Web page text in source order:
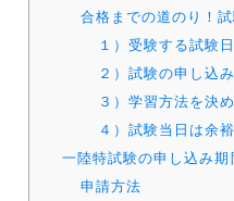
合格までの道のり！
１）受験する試験
２）試験の申し込
３）学習方法を決
４）試験当日は余
一陸特試験の申し込み
申請方法